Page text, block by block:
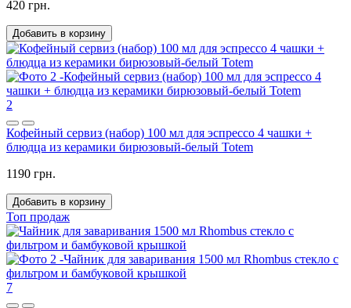
420 грн.
Добавить в корзину
2
Кофейный сервиз (набор) 100 мл для эспрессо 4 чашки +
блюдца из керамики бирюзовый-белый Totem
1190 грн.
Добавить в корзину
Топ продаж
7